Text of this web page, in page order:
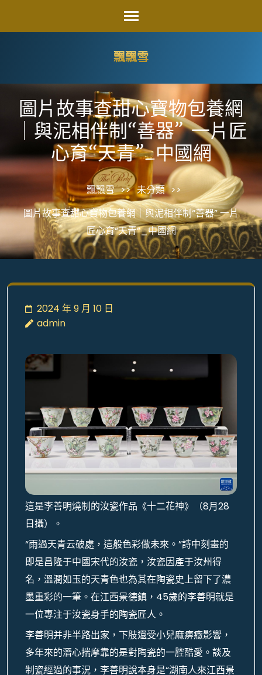
飄飄雪
圖片故事查甜心寶物包養網
｜與泥相伴制“善器” 一片匠
心育“天青”_中國網
飄飄雪 >> 未分類 >>
圖片故事查甜心寶物包養網｜與泥相伴制“善器” 一片
匠心育“天青”_中國網
2024 年 9 月 10 日
admin
這是李善明燒制的汝瓷作品《十二花神》（8月28
日攝）。
“雨過天青云破處，這般色彩做未來。”詩中刻畫的
即是昌隆于中國宋代的汝瓷，汝瓷因產于汝州得
名，溫潤如玉的天青色也為其在陶瓷史上留下了濃
墨重彩的一筆。在江西景德鎮，45歲的李善明就是
一位專注于汝瓷身手的陶瓷匠人。
李善明并非半路出家，下肢還受小兒麻痹癥影響，
多年來的潛心揣摩靠的是對陶瓷的一腔酷愛。談及
制瓷經過的事況，李善明說本身是“湖南人來江西景